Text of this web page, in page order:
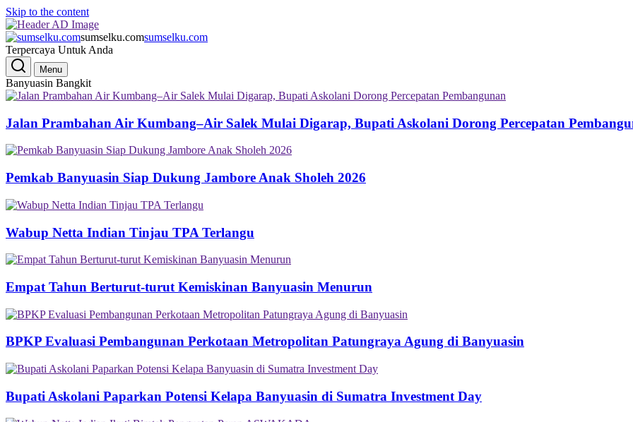
Skip to the content
sumselku.comsumselku.com
Terpercaya Untuk Anda
Menu
Banyuasin Bangkit
Jalan Prambahan Air Kumbang–Air Salek Mulai Digarap, Bupati Askolani Dorong Percepatan
Pemkab Banyuasin Siap Dukung Jambore Anak Sholeh 2026
Wabup Netta Indian Tinjau TPA Terlangu
Empat Tahun Berturut-turut Kemiskinan Banyuasin Menurun
BPKP Evaluasi Pembangunan Perkotaan Metropolitan Patungraya Agung di Banyuasin
Bupati Askolani Paparkan Potensi Kelapa Banyuasin di Sumatra Investment Day